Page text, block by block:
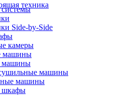
техника
Side-by-Side
камеры
машины
машины
машины
машины
шкафы